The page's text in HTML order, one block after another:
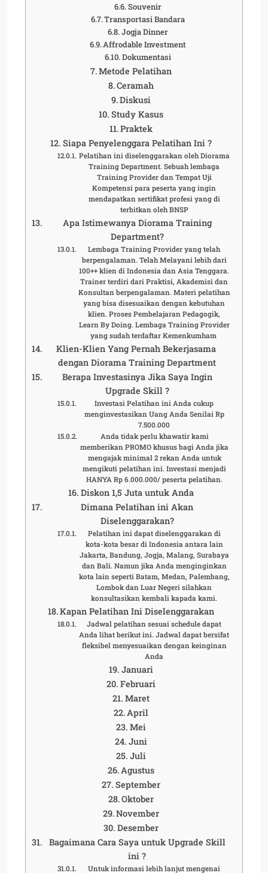
Souvenir
Transportasi Bandara
Jogja Dinner
Affrodable Investment
Dokumentasi
Metode Pelatihan
Ceramah
Diskusi
Study Kasus
Praktek
Siapa Penyelenggara Pelatihan Ini ?
Pelatihan ini diselenggarakan oleh Diorama
Training Department. Sebuah lembaga
Training Provider dan Tempat Uji
Kompetensi para peserta yang ingin
mendapatkan sertifikat profesi yang di
terbitkan oleh BNSP
Apa Istimewanya Diorama Training
Department?
Lembaga Training Provider yang telah
berpengalaman. Telah Melayani lebih dari
100++ klien di Indonesia dan Asia Tenggara.
Trainer terdiri dari Praktisi, Akademisi dan
Konsultan berpengalaman. Materi pelatihan
yang bisa disesuaikan dengan kebutuhan
klien. Proses Pembelajaran Pedagogik,
Learn By Doing. Lembaga Training Provider
yang sudah terdaftar Kemenkumham
Klien-Klien Yang Pernah Bekerjasama
dengan Diorama Training Department
Berapa Investasinya Jika Saya Ingin
Upgrade Skill ?
Investasi Pelatihan ini Anda cukup
menginvestasikan Uang Anda Senilai Rp
7.500.000
Anda tidak perlu khawatir kami
memberikan PROMO khusus bagi Anda jika
mengajak minimal 2 rekan Anda untuk
mengikuti pelatihan ini. Investasi menjadi
HANYA Rp 6.000.000/ peserta pelatihan.
Diskon 1,5 Juta untuk Anda
Dimana Pelatihan ini Akan
Diselenggarakan?
Pelatihan ini dapat diselenggarakan di
kota-kota besar di Indonesia antara lain
Jakarta, Bandung, Jogja, Malang, Surabaya
dan Bali. Namun jika Anda menginginkan
kota lain seperti Batam, Medan, Palembang,
Lombok dan Luar Negeri silahkan
konsultasikan kembali kapada kami.
Kapan Pelatihan Ini Diselenggarakan
Jadwal pelatihan sesuai schedule dapat
Anda lihat berikut ini. Jadwal dapat bersifat
fleksibel menyesuaikan dengan keinginan
Anda
Januari
Februari
Maret
April
Mei
Juni
Juli
Agustus
September
Oktober
November
Desember
Bagaimana Cara Saya untuk Upgrade Skill
ini ?
Untuk informasi lebih lanjut mengenai